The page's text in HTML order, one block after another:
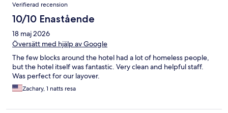
Verifierad recension
10/10 Enastående
18 maj 2026
Översätt med hjälp av Google
The few blocks around the hotel had a lot of homeless people,
but the hotel itself was fantastic. Very clean and helpful staff.
Was perfect for our layover.
Zachary, 1 natts resa